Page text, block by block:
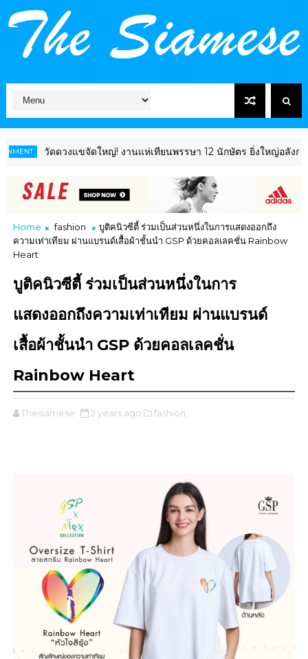
วัดดวงแขจัดใหญ่! งานแห่เทียนพรรษา 12 นักษัตร ยิ่งใหญ่อลังการ โชว์
Home fashion
บูติคนิวซีตี้ ร่วมเป็นส่วนหนึ่งในการแสดงออกถึง
ความเท่าเทียม ผ่านแบรนด์เสื้อผ้าชั้นนำ GSP ด้วยคอลเลคชั่น Rainbow
Heart
บูติคนิวซีตี้ ร่วมเป็นส่วนหนึ่งในการ
แสดงออกถึงความเท่าเทียม ผ่านแบรนด์
เสื้อผ้าชั้นนำ GSP ด้วยคอลเลคชั่น
Rainbow Heart
Thesiamese 2 years ago fashion,